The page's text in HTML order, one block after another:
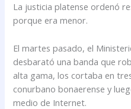
La justicia platense ordenó
porque era menor.
El martes pasado, el
desbarató una banda que
alta gama, los cortaba en
conurbano bonaerense y
medio de Internet.